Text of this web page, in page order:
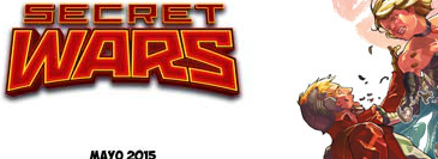
31.03.15
SECRET WARS: EL
TIEMPO SE ACABA
En esta entrada vamos a ir recopilando
todas aquellas novedades editoriales...
26.02.15
LOS AMORÍOS
ESTELARES
PETER
SECRET
Una de las parejas
nos ha presentado